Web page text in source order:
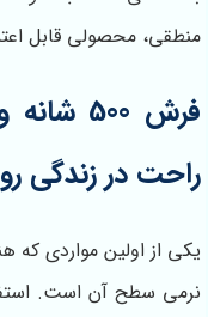
منطقی، محصولی قابل
فرش
راحت در زندگی
یکی از اولین مواردی
نرمی سطح آن است.